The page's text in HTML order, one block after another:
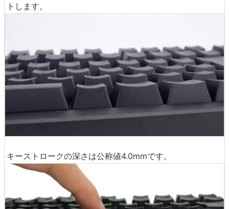
トします。
キーストロークの深さは公称値4.0mmです。